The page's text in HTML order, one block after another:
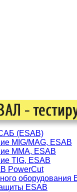
(ESAB)
MIG/MAG, ESAB
ММА, ESAB
TIG, ESAB
PowerCut
оборудования
ESAB